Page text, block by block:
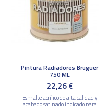
Pintura Radiadores Bruguer
750 ML
22,26 €
Esmalte acrílico de alta calidad y
acabado satinado indicado para